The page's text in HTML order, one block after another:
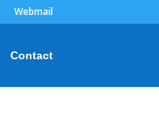
Webmail
Contact